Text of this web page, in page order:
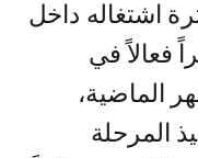
اشتغاله داخل
فعالاً في
الماضية،
المرحلة